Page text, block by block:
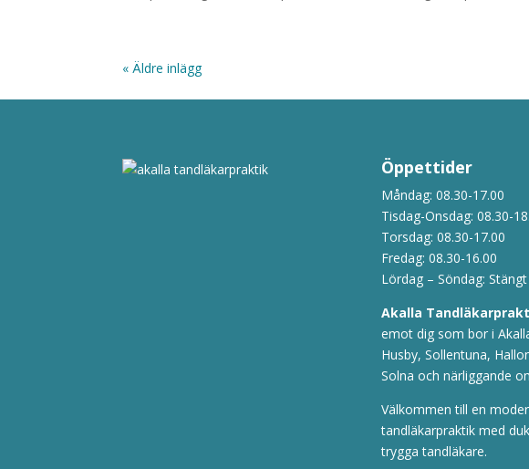
« Äldre inlägg
Öppettider
Måndag: 08.30-17.00
Tisdag-Onsdag: 08.30-
Torsdag: 08.30-17.00
Fredag: 08.30-16.00
Lördag – Söndag: Stängt
Akalla
emot dig som bor i
Husby, Sollentuna,
Solna och närliggande
Välkommen till en
tandläkarpraktik med
trygga tandläkare.